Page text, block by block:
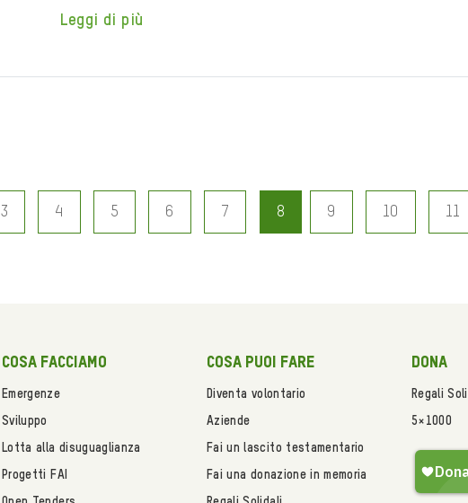
Leggi di più
3 4 5 6 7 8 9 10 11
Cosa facciamo
Emergenze
Sviluppo
Lotta alla disuguaglianza
Progetti FAI
Cosa puoi fare
Diventa volontario
Aziende
Fai un lascito testamentario
Fai una donazione in memoria
Dona
Regali
5×1000